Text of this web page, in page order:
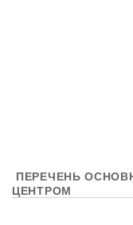
ПЕРЕЧЕНЬ
ЦЕНТРОМ